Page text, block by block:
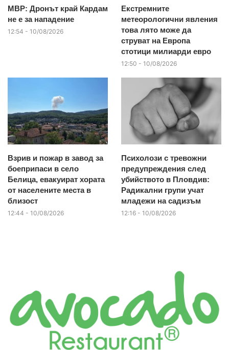
МВР: Дронът край Кардам
не е за нападение
12:54 - 10/08/2026
Екстремните
метеорологични явления
това лято може да
струват на Европа
стотици милиарди евро
12:50 - 10/08/2026
Взрив и пожар в завод за
боеприпаси в село
Белица, евакуират хората
от населените места в
близост
12:44 - 10/08/2026
Психолози с тревожни
предупреждения след
убийството в Пловдив:
Радикални групи учат
младежи на садизъм
12:16 - 10/08/2026